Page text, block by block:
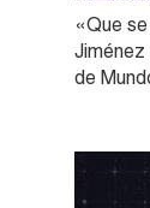
«Que
Jiménez
de